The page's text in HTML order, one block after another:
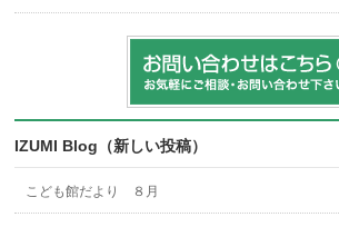
IZUMI Blog（新しい投稿）
こども館だより ８月